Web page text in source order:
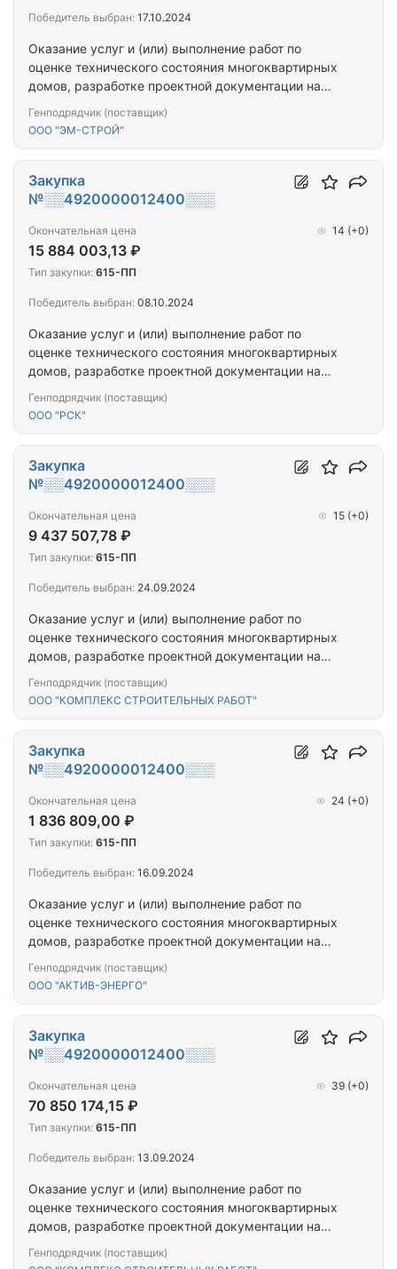
Оказание услуг и (или) выполнение работ по
оценке технического состояния многоквартирных
домов, разработке проектной документации на
имущества многоквартирных домов,
многоквартирных домов (ПРОЕКТ+СМР) (г.
Мурманск_г.Североморск, нп. Килпъявр_14МКД)
Генподрядчик (поставщик)
ООО "ЭМ-СТРОЙ"
Победитель выбран: 17.10.2024
Оказание услуг и (или) выполнение работ по
оценке технического состояния многоквартирных
домов, разработке проектной документации на
имущества многоквартирных домов,
многоквартирных домов (ПРОЕКТ+СМР) (п.
Видяево, ул. Центральная, д. 1)
Генподрядчик (поставщик)
ООО "РСК"
Закупка
№░░4920000012400░░░
Окончательная цена
15 884 003,13 ₽
14 (+0)
Тип закупки: 615-ПП
Победитель выбран: 08.10.2024
Оказание услуг и (или) выполнение работ по
оценке технического состояния многоквартирных
домов, разработке проектной документации на
имущества многоквартирных домов,
многоквартирных домов (ПРОЕКТ+СМР)
(г.Мурманск_ул. Полухина, д. 12_ул Полухина, д. 14)
Генподрядчик (поставщик)
ООО "КОМПЛЕКС СТРОИТЕЛЬНЫХ РАБОТ"
Закупка
№░░4920000012400░░░
Окончательная цена
9 437 507,78 ₽
15 (+0)
Тип закупки: 615-ПП
Победитель выбран: 24.09.2024
Оказание услуг и (или) выполнение работ по
оценке технического состояния многоквартирных
домов, разработке проектной документации на
имущества многоквартирных домов,
многоквартирных домов (ПРОЕКТ+СМР) (Видяево,
Мурманск, Мончегорск, Кольский район)
Генподрядчик (поставщик)
ООО "АКТИВ-ЭНЕРГО"
Закупка
№░░4920000012400░░░
Окончательная цена
1 836 809,00 ₽
24 (+0)
Тип закупки: 615-ПП
Победитель выбран: 16.09.2024
Оказание услуг и (или) выполнение работ по
оценке технического состояния многоквартирных
домов, разработке проектной документации на
имущества многоквартирных домов,
Генподрядчик (поставщик)
Закупка
№░░4920000012400░░░
Окончательная цена
70 850 174,15 ₽
39 (+0)
Тип закупки: 615-ПП
Победитель выбран: 13.09.2024